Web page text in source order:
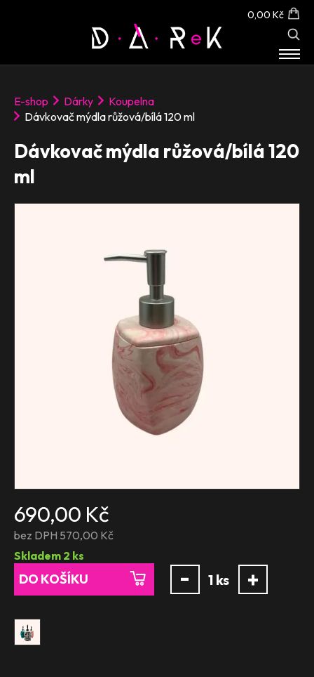
0,00 Kč
E-shop Dárky
Koupelna
Dávkovač mýdla růžová/bílá 120 ml
Dávkovač mýdla růžová/bílá 120
ml
690,00 Kč
bez DPH 570,00 Kč
Skladem 2 ks
DO KOŠÍKU - 1 ks +